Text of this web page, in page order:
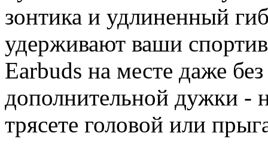
зонтика и удлиненный
удерживают ваши
Earbuds на месте даже
дополнительной дужки -
трясете головой или